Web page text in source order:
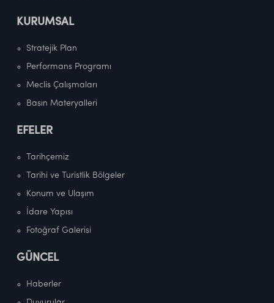
KURUMSAL
Stratejik Plan
Performans Programı
Meclis Çalışmaları
Basın Materyalleri
EFELER
Tarihçemiz
Tarihi ve Turistlik Bölgeler
Konum ve Ulaşım
İdare Yapısı
Fotoğraf Galerisi
GÜNCEL
Haberler